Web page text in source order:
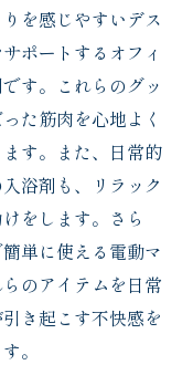
を感じやすいデス
ポートするオフィ
す。これらのグッ
た筋肉を心地よく
す。また、日常的
浴剤も、リラック
をします。さら
単に使える電動マ
のアイテムを日常
き起こす不快感を
。